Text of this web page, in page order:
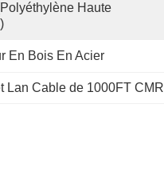
Haute
En Bois En Acier
Lan Cable de 1000FT CMR